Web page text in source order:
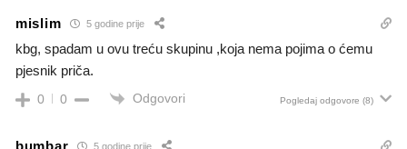
mislim 5 godine prije
kbg, spadam u ovu treću skupinu ,koja nema pojima o ćemu
pjesnik priča.
0 0 Odgovori Pogledaj odgovore (8)
5 godine prije